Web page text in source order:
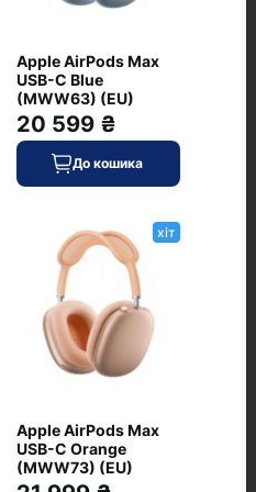
питання
своє питання.
Apple AirPods Max
USB-C Blue
(MWW63) (EU)
20 599 ₴
До кошика
хіт
Apple AirPods Max
USB-C Orange
(MWW73) (EU)